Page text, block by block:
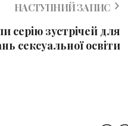
НАСТУПНИЙ ЗАПИС
серію зустрічей для
сексуальної освіти